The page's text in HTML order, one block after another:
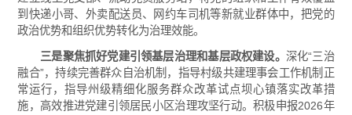
到快递小哥、外卖配送员、网约车司机等新就业群体中，把党的
政治优势和组织优势转化为治理效能。
三是聚焦抓好党建引领基层治理和基层政权建设。 深化“三治
融合”，持续完善群众自治机制，指导村级共建理事会工作机制正
常运行，指导州级精细化服务群众改革试点坝心镇落实改革措
施，高效推进党建引领居民小区治理攻坚行动。积极申报2026年